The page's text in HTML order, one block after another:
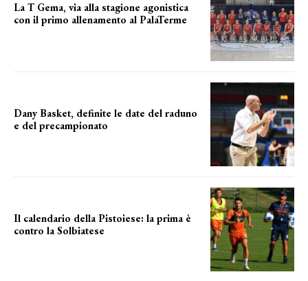
La T Gema, via alla stagione agonistica
con il primo allenamento al PalaTerme
Dany Basket, definite le date del raduno
e del precampionato
Il calendario della Pistoiese: la prima è
contro la Solbiatese